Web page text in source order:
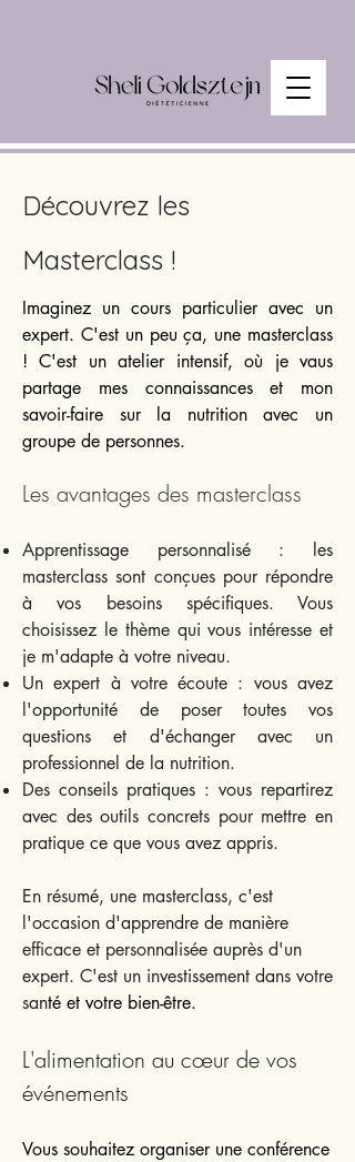
Découvrez les
Masterclass !
Imaginez un cours particulier avec un
expert. C'est un peu ça, une masterclass
! C'est un atelier intensif, où je vaus
partage mes connaissances et mon
savoir-faire sur la nutrition avec un
groupe de personnes.
Les avantages des masterclass
Apprentissage personnalisé : les
masterclass sont conçues pour répondre
à vos besoins spécifiques. Vous
choisissez le thème qui vous intéresse et
je m'adapte à votre niveau.
Un expert à votre écoute : vous avez
l'opportunité de poser toutes vos
questions et d'échanger avec un
professionnel de la nutrition.
Des conseils pratiques : vous repartirez
avec des outils concrets pour mettre en
pratique ce que vous avez appris.​
​En résumé, une masterclass, c'est
l'occasion d'apprendre de manière
efficace et personnalisée auprès d'un
expert. C'est un investissement dans votre
santé et votre bien-être.
L'alimentation au cœur de vos
événements
Vous souhaitez organiser une conférence